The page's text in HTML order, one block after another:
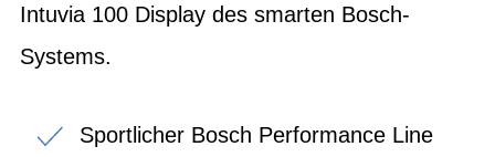
Intuvia 100 Display des smarten Bosch-
Systems.
Sportlicher Bosch Performance Line